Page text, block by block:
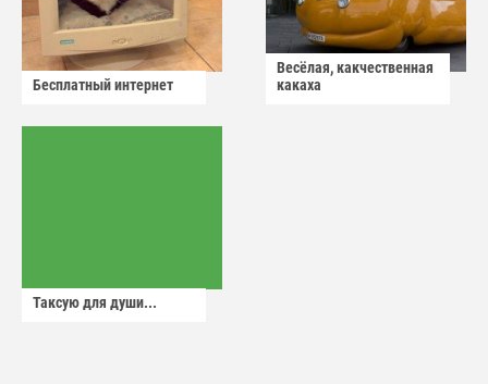
Бесплатный интернет
Весёлая, какчественная
какаха
Таксую для души...